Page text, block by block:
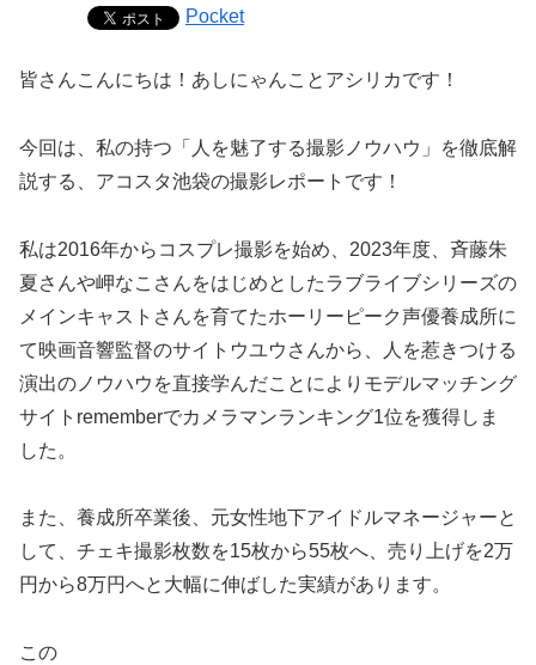
Pocket
皆さんこんにちは！あしにゃんことアシリカです！
今回は、私の持つ「人を魅了する撮影ノウハウ」を徹底解
説する、アコスタ池袋の撮影レポートです！
私は2016年からコスプレ撮影を始め、2023年度、斉藤朱
夏さんや岬なこさんをはじめとしたラブライブシリーズの
メインキャストさんを育てたホーリーピーク声優養成所に
て映画音響監督のサイトウユウさんから、人を惹きつける
演出のノウハウを直接学んだことによりモデルマッチング
サイトrememberでカメラマンランキング1位を獲得しま
した。
また、養成所卒業後、元女性地下アイドルマネージャーと
して、チェキ撮影枚数を15枚から55枚へ、売り上げを2万
円から8万円へと大幅に伸ばした実績があります。
この